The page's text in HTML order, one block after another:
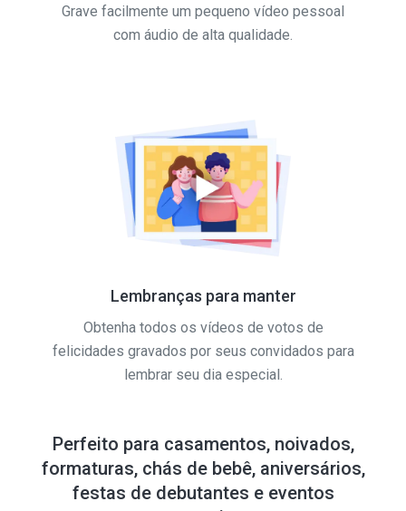
Grave facilmente um pequeno vídeo pessoal
com áudio de alta qualidade.
Lembranças para manter
Obtenha todos os vídeos de votos de
felicidades gravados por seus convidados para
lembrar seu dia especial.
Perfeito para casamentos, noivados,
formaturas, chás de bebê, aniversários,
festas de debutantes e eventos